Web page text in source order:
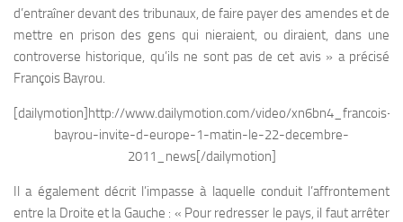
d’entraîner devant des tribunaux, de faire payer des amendes et de
mettre en prison des gens qui nieraient, ou diraient, dans une
controverse historique, qu’ils ne sont pas de cet avis » a précisé
François Bayrou.
[dailymotion]http://www.dailymotion.com/video/xn6bn4_francois-
bayrou-invite-d-europe-1-matin-le-22-decembre-
2011_news[/dailymotion]
Il a également décrit l’impasse à laquelle conduit l’affrontement
entre la Droite et la Gauche : « Pour redresser le pays, il faut arrêter